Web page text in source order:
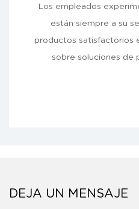
Los empleados
están siempre a su
productos satisfactorios
sobre soluciones de
DEJA UN MENSAJE